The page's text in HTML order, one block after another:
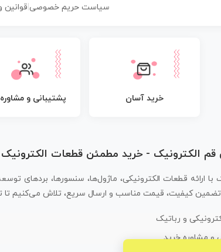
سیاست حریم خصوصی| قوانین
خرید آسان پشتیبانی و
قم الکترونیک - خرید مطمئن قطعات
با ارائه قطعات الکترونیکی، ماژول‌ها، سنسورها، بردهای
تضمین کیفیت، قیمت مناسب و ارسال سریع، تلاش می‌کنیم تا
و رباتیک
مشاوره خرید